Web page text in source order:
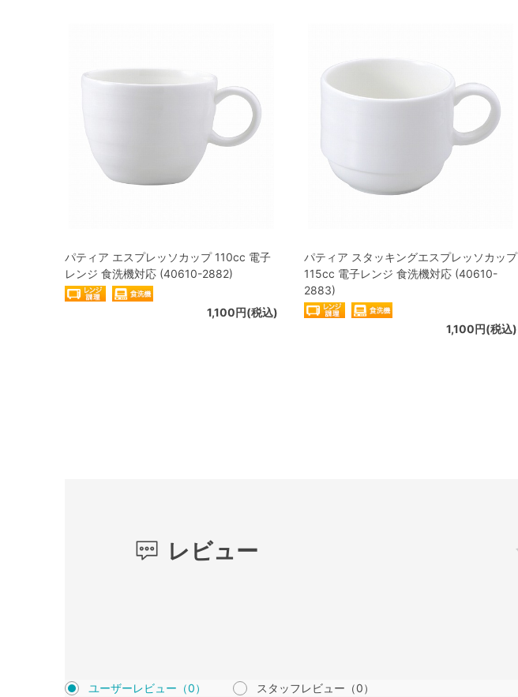
パティア エスプレッソカップ 110cc 電子
レンジ 食洗機対応 (40610-2882)
1,100円(税込)
パティア スタッキングエスプレッソカップ
115cc 電子レンジ 食洗機対応 (40610-
2883)
1,100円(税込)
レビュー
ユーザーレビュー （0） スタッフレビュー （0）